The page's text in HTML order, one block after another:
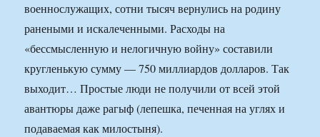
военнослужащих, сотни тысяч вернулись на родину
ранеными и искалеченными. Расходы на
«бессмысленную и нелогичную войну» составили
кругленькую сумму — 750 миллиардов долларов. Так
выходит… Простые люди не получили от всей этой
авантюры даже рагыф (лепешка, печенная на углях и
подаваемая как милостыня).